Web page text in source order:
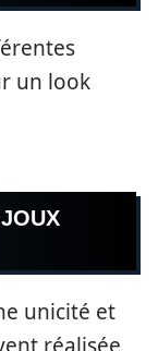
un look
unicité et
réalisée